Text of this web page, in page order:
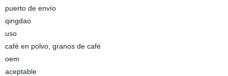
puerto de envío
qingdao
uso
café en polvo, granos de café
oem
aceptable